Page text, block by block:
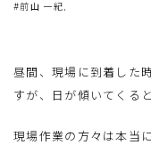
#前山 一紀,
昼間、現場に到着した
すが、日が傾いてくる
現場作業の方々は本当